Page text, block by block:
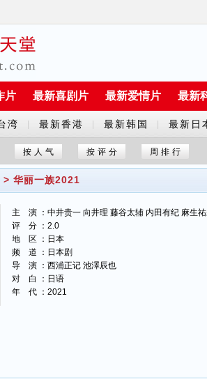
片 最新喜剧片 最新爱情片 最新
湾 最新香港 最新韩国 最新日
按人气 按评分 周排行
> 华丽一族2021
主 演 ：中井贵一 向井理 藤谷太辅 内田有纪 麻生
评 分 ：2.0
地 区 ：日本
频 道 ：日本剧
导 演 ：西浦正记 池澤辰也
对 白 ：日语
年 代 ：2021